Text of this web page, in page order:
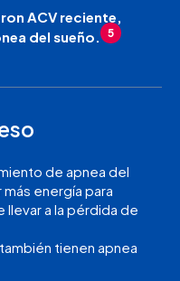
ACV reciente,
del sueño.
5
de apnea del
energía para
a la pérdida de
tienen apnea